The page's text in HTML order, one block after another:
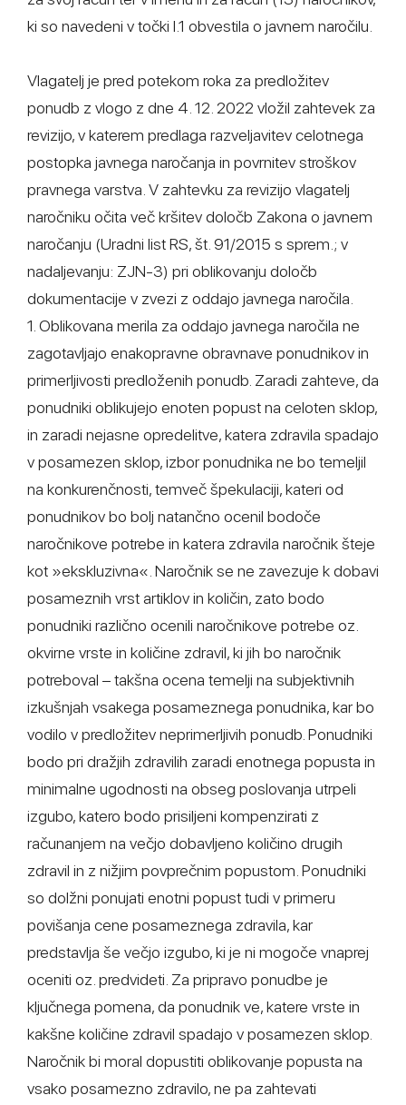
ki so navedeni v točki I.1 obvestila o javnem naročilu.
Vlagatelj je pred potekom roka za predložitev
ponudb z vlogo z dne 4. 12. 2022 vložil zahtevek za
revizijo, v katerem predlaga razveljavitev celotnega
postopka javnega naročanja in povrnitev stroškov
pravnega varstva. V zahtevku za revizijo vlagatelj
naročniku očita več kršitev določb Zakona o javnem
naročanju (Uradni list RS, št. 91/2015 s sprem.; v
nadaljevanju: ZJN-3) pri oblikovanju določb
dokumentacije v zvezi z oddajo javnega naročila.
1. Oblikovana merila za oddajo javnega naročila ne
zagotavljajo enakopravne obravnave ponudnikov in
primerljivosti predloženih ponudb. Zaradi zahteve, da
ponudniki oblikujejo enoten popust na celoten sklop,
in zaradi nejasne opredelitve, katera zdravila spadajo
v posamezen sklop, izbor ponudnika ne bo temeljil
na konkurenčnosti, temveč špekulaciji, kateri od
ponudnikov bo bolj natančno ocenil bodoče
naročnikove potrebe in katera zdravila naročnik šteje
kot »ekskluzivna«. Naročnik se ne zavezuje k dobavi
posameznih vrst artiklov in količin, zato bodo
ponudniki različno ocenili naročnikove potrebe oz.
okvirne vrste in količine zdravil, ki jih bo naročnik
potreboval – takšna ocena temelji na subjektivnih
izkušnjah vsakega posameznega ponudnika, kar bo
vodilo v predložitev neprimerljivih ponudb. Ponudniki
bodo pri dražjih zdravilih zaradi enotnega popusta in
minimalne ugodnosti na obseg poslovanja utrpeli
izgubo, katero bodo prisiljeni kompenzirati z
računanjem na večjo dobavljeno količino drugih
zdravil in z nižjim povprečnim popustom. Ponudniki
so dolžni ponujati enotni popust tudi v primeru
povišanja cene posameznega zdravila, kar
predstavlja še večjo izgubo, ki je ni mogoče vnaprej
oceniti oz. predvideti. Za pripravo ponudbe je
ključnega pomena, da ponudnik ve, katere vrste in
kakšne količine zdravil spadajo v posamezen sklop.
Naročnik bi moral dopustiti oblikovanje popusta na
vsako posamezno zdravilo, ne pa zahtevati